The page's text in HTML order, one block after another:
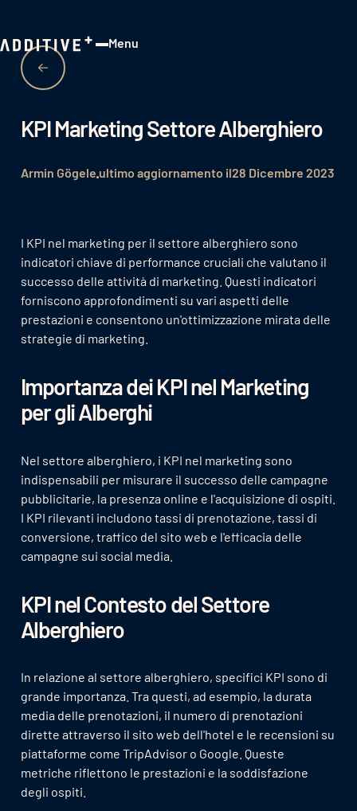
Menu
KPI Marketing Settore Alberghiero
Armin Gögeleultimo aggiornamento il28 Dicembre 2023
I KPI nel marketing per il settore alberghiero sono
indicatori chiave di performance cruciali che valutano il
successo delle attività di marketing. Questi indicatori
forniscono approfondimenti su vari aspetti delle
prestazioni e consentono un'ottimizzazione mirata delle
strategie di marketing.
Importanza dei KPI nel Marketing
per gli Alberghi
Nel settore alberghiero, i KPI nel marketing sono
indispensabili per misurare il successo delle campagne
pubblicitarie, la presenza online e l'acquisizione di ospiti.
I KPI rilevanti includono tassi di prenotazione, tassi di
conversione, traffico del sito web e l'efficacia delle
campagne sui social media.
KPI nel Contesto del Settore
Alberghiero
In relazione al settore alberghiero, specifici KPI sono di
grande importanza. Tra questi, ad esempio, la durata
media delle prenotazioni, il numero di prenotazioni
dirette attraverso il sito web dell'hotel e le recensioni su
piattaforme come TripAdvisor o Google. Queste
metriche riflettono le prestazioni e la soddisfazione
degli ospiti.